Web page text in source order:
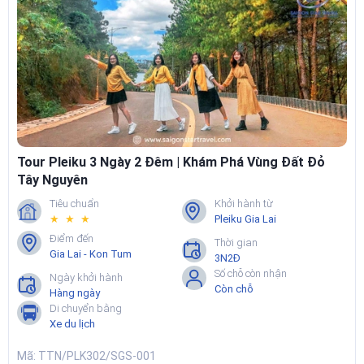
Tour Pleiku 3 Ngày 2 Đêm | Khám Phá Vùng Đất Đỏ
Tây Nguyên
Tiêu chuẩn
★ ★ ★
Khởi hành từ
Pleiku Gia Lai
Điểm đến
Gia Lai - Kon Tum
Thời gian
3N2Đ
Ngày khởi hành
Hàng ngày
Số chỗ còn nhận
Còn chỗ
Di chuyển bằng
Xe du lịch
Mã: TTN/PLK302/SGS-001